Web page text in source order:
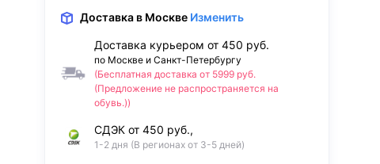
Доставка в Москве Изменить
Доставка курьером от 450 руб.
по Москве и Санкт-Петербургу
(Бесплатная доставка от 5999 руб.
(Предложение не распространяется на
обувь.))
СДЭК от 450 руб.,
1-2 дня (В регионах от 3-5 дней)